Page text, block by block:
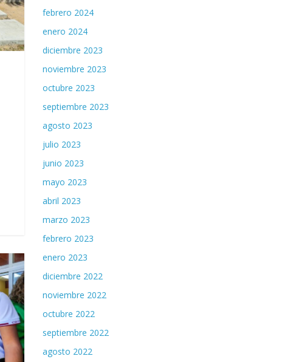
febrero 2024
enero 2024
diciembre 2023
noviembre 2023
octubre 2023
septiembre 2023
agosto 2023
julio 2023
junio 2023
mayo 2023
abril 2023
marzo 2023
febrero 2023
enero 2023
diciembre 2022
noviembre 2022
octubre 2022
septiembre 2022
agosto 2022